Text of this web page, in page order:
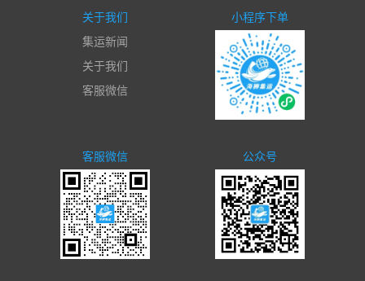
关于我们
集运新闻
关于我们
客服微信
小程序下单
客服微信 公众号